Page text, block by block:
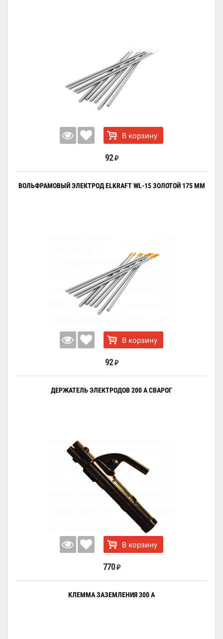
В корзину
92 ₽
ВОЛЬФРАМОВЫЙ ЭЛЕКТРОД ELKRAFT WL-15 ЗОЛОТОЙ 175 ММ
В корзину
92 ₽
ДЕРЖАТЕЛЬ ЭЛЕКТРОДОВ 200 А СВАРОГ
В корзину
770 ₽
КЛЕММА ЗАЗЕМЛЕНИЯ 300 А